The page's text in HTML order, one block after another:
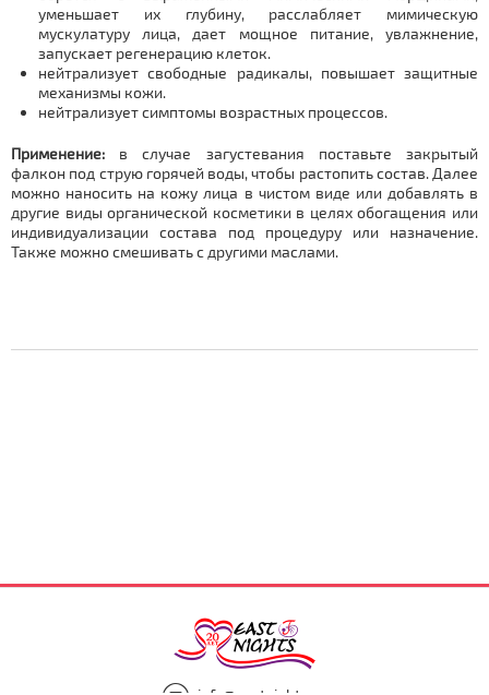
уменьшает их глубину, расслабляет мимическую
мускулатуру лица, дает мощное питание, увлажнение,
запускает регенерацию клеток.
нейтрализует свободные радикалы, повышает защитные
механизмы кожи.
нейтрализует симптомы возрастных процессов.
Применение: в случае загустевания поставьте закрытый
фалкон под струю горячей воды, чтобы растопить состав. Далее
можно наносить на кожу лица в чистом виде или добавлять в
другие виды органической косметики в целях обогащения или
индивидуализации состава под процедуру или назначение.
Также можно смешивать с другими маслами.